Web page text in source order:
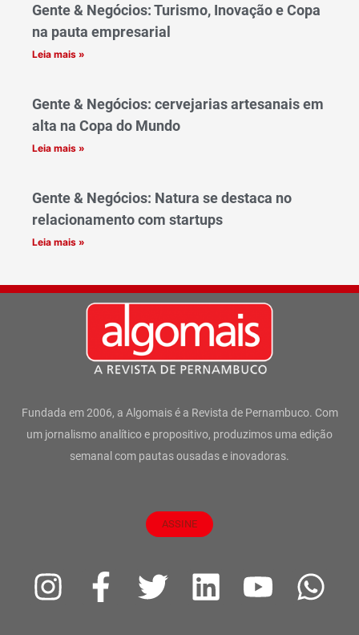
Gente & Negócios: Turismo, Inovação e Copa
na pauta empresarial
Leia mais »
Gente & Negócios: cervejarias artesanais em
alta na Copa do Mundo
Leia mais »
Gente & Negócios: Natura se destaca no
relacionamento com startups
Leia mais »
Fundada em 2006, a Algomais é a Revista de Pernambuco. Com
um jornalismo analítico e propositivo, produzimos uma edição
semanal com pautas ousadas e inovadoras.
ASSINE
I
F
a
T
L
Y
W